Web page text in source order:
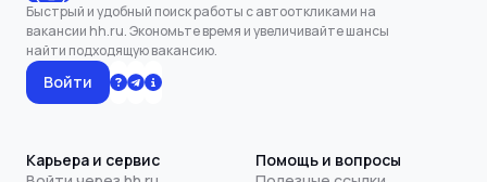
Быстрый и удобный поиск работы с автооткликами на
вакансии hh.ru. Экономьте время и увеличивайте шансы
найти подходящую вакансию.
Войти
Карьера и сервис
Помощь и вопросы